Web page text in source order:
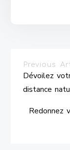
Previous
Dévoilez
distance
Redonnez